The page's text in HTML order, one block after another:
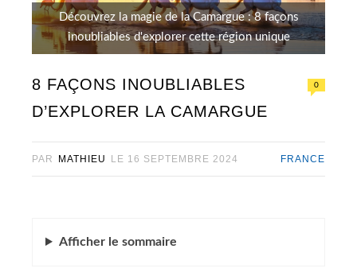
Découvrez la magie de la Camargue : 8 façons
inoubliables d'explorer cette région unique
8 FAÇONS INOUBLIABLES
D’EXPLORER LA CAMARGUE
0
PAR MATHIEU LE 16 SEPTEMBRE 2024 FRANCE
Afficher le sommaire